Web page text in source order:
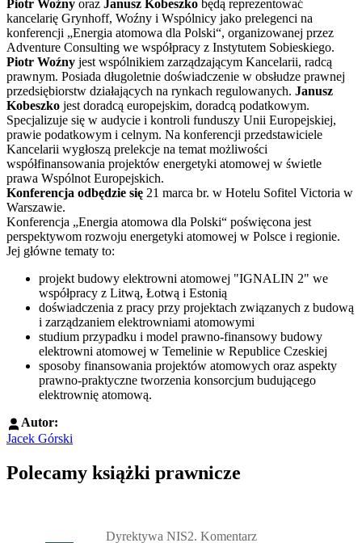
Piotr Woźny oraz Janusz Kobeszko będą reprezentować
kancelarię Grynhoff, Woźny i Wspólnicy jako prelegenci na
konferencji „Energia atomowa dla Polski“, organizowanej przez
Adventure Consulting we współpracy z Instytutem Sobieskiego.
Piotr Woźny jest wspólnikiem zarządzającym Kancelarii, radcą
prawnym. Posiada długoletnie doświadczenie w obsłudze prawnej
przedsiębiorstw działających na rynkach regulowanych. Janusz
Kobeszko jest doradcą europejskim, doradcą podatkowym.
Specjalizuje się w audycie i kontroli funduszy Unii Europejskiej,
prawie podatkowym i celnym. Na konferencji przedstawiciele
Kancelarii wygłoszą prelekcje na temat możliwości
współfinansowania projektów energetyki atomowej w świetle
prawa Wspólnot Europejskich.
Konferencja odbędzie się 21 marca br. w Hotelu Sofitel Victoria w
Warszawie.
Konferencja „Energia atomowa dla Polski“ poświęcona jest
perspektywom rozwoju energetyki atomowej w Polsce i regionie.
Jej główne tematy to:
projekt budowy elektrowni atomowej "IGNALIN 2" we
współpracy z Litwą, Łotwą i Estonią
doświadczenia z pracy przy projektach związanych z budową
i zarządzaniem elektrowniami atomowymi
studium przypadku i model prawno-finansowy budowy
elektrowni atomowej w Temelinie w Republice Czeskiej
sposoby finansowania projektów atomowych oraz aspekty
prawno-praktyczne tworzenia konsorcjum budującego
elektrownię atomową.
Autor:
Jacek Górski
Polecamy książki prawnicze
Dyrektywa NIS2. Komentarz